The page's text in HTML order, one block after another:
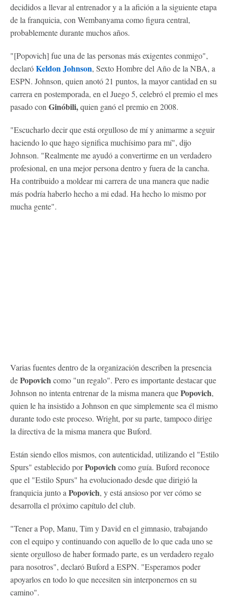
decididos a llevar al entrenador y a la afición a la siguiente etapa
de la franquicia, con Wembanyama como figura central,
probablemente durante muchos años.
"[Popovich] fue una de las personas más exigentes conmigo",
declaróKeldon Johnson, Sexto Hombre del Año de la NBA, a
ESPN. Johnson, quien anotó 21 puntos, la mayor cantidad en su
carrera en postemporada, en el Juego 5, celebró el premio el mes
pasado conGinóbili,quien ganó el premio en 2008.
"Escucharlo decir que está orgulloso de mí y animarme a seguir
haciendo lo que hago significa muchísimo para mí", dijo
Johnson. "Realmente me ayudó a convertirme en un verdadero
profesional, en una mejor persona dentro y fuera de la cancha.
Ha contribuido a moldear mi carrera de una manera que nadie
más podría haberlo hecho a mi edad. Ha hecho lo mismo por
mucha gente".
Varias fuentes dentro de la organización describen la presencia
dePopovichcomo "un regalo". Pero es importante destacar que
Johnson no intenta entrenar de la misma manera quePopovich,
quien le ha insistido a Johnson en que simplemente sea él mismo
durante todo este proceso. Wright, por su parte, tampoco dirige
la directiva de la misma manera que Buford.
Están siendo ellos mismos, con autenticidad, utilizando el "Estilo
Spurs" establecido porPopovichcomo guía. Buford reconoce
que el "Estilo Spurs" ha evolucionado desde que dirigió la
franquicia junto aPopovich, y está ansioso por ver cómo se
desarrolla el próximo capítulo del club.
"Tener a Pop, Manu, Tim y David en el gimnasio, trabajando
con el equipo y continuando con aquello de lo que cada uno se
siente orgulloso de haber formado parte, es un verdadero regalo
para nosotros", declaró Buford a ESPN. "Esperamos poder
apoyarlos en todo lo que necesiten sin interponernos en su
camino".